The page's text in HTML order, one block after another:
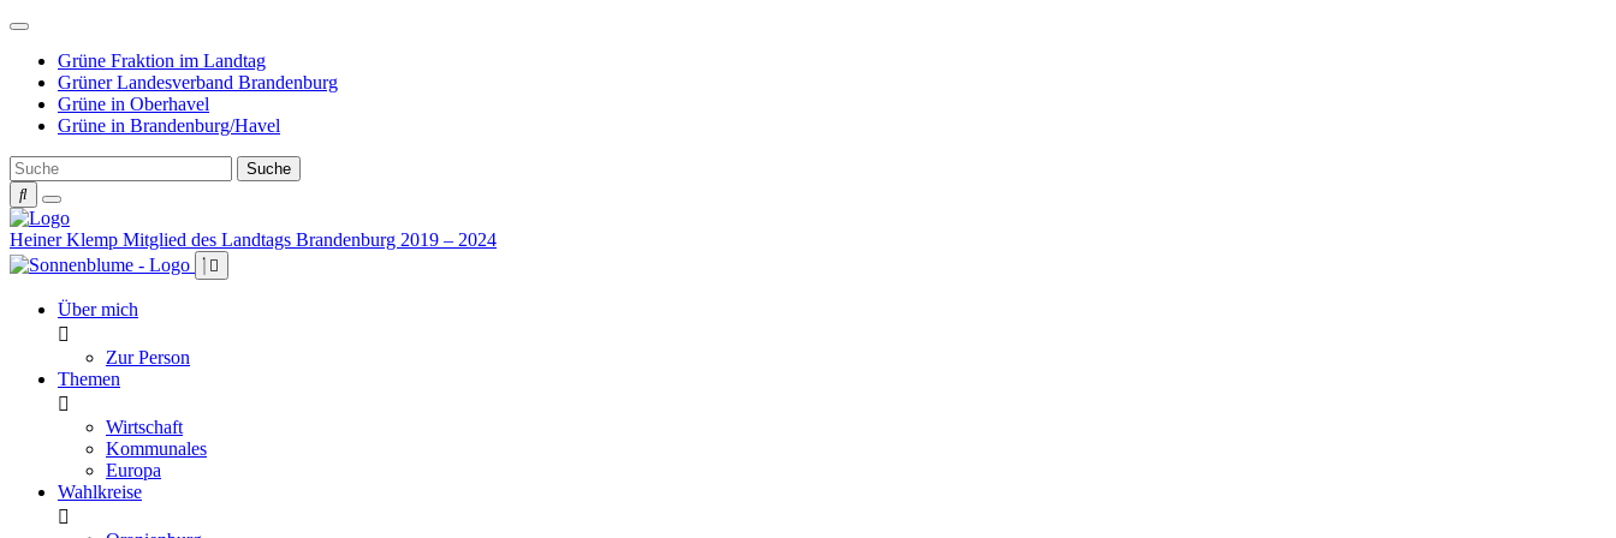
Weiter
Inhalt
Grüne Fraktion im Landtag
Grüner Landesverband Brandenburg
Grüne in Oberhavel
Grüne in Brandenburg/Havel
Heiner Klemp Mitglied des Landtags Brandenburg 2019 – 2024
Über mich
Zur Person
Themen
Wirtschaft
Kommunales
Europa
Wahlkreise